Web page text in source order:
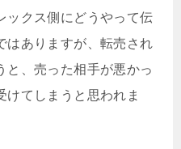
ックス側にどうやって伝
はありますが、転売され
と、売った相手が悪かっ
けてしまうと思われま